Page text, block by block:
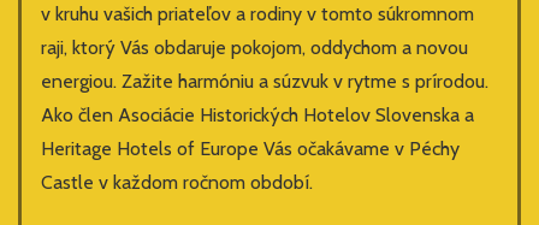
v kruhu vašich priateľov a rodiny v tomto súkromnom
raji, ktorý Vás obdaruje pokojom, oddychom a novou
energiou. Zažite harmóniu a súzvuk v rytme s prírodou.
Ako člen Asociácie Historických Hotelov Slovenska a
Heritage Hotels of Europe Vás očakávame v Péchy
Castle v každom ročnom období.